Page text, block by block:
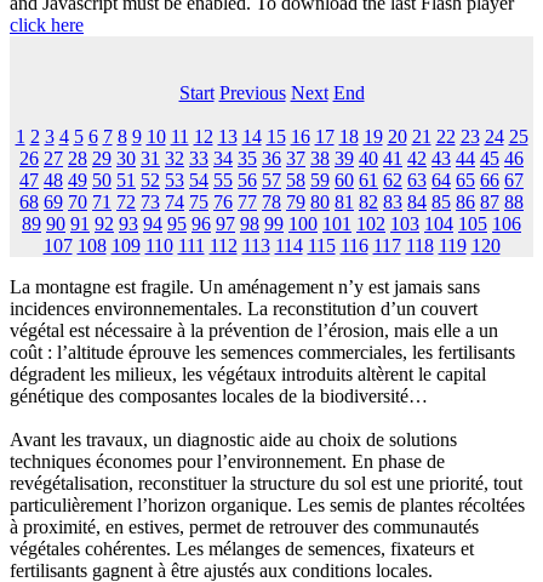
click here
Start Previous Next End
1 2 3 4 5 6 7 8 9 10 11 12 13 14 15 16 17 18 19 20 21 22 23 24 25
26 27 28 29 30 31 32 33 34 35 36 37 38 39 40 41 42 43 44 45 46
47 48 49 50 51 52 53 54 55 56 57 58 59 60 61 62 63 64 65 66 67
68 69 70 71 72 73 74 75 76 77 78 79 80 81 82 83 84 85 86 87 88
89 90 91 92 93 94 95 96 97 98 99 100 101 102 103 104 105 106
107 108 109 110 111 112 113 114 115 116 117 118 119 120
La montagne est fragile. Un aménagement n’y est jamais sans
incidences environnementales. La reconstitution d’un couvert
végétal est nécessaire à la prévention de l’érosion, mais elle a un
coût : l’altitude éprouve les semences commerciales, les fertilisants
dégradent les milieux, les végétaux introduits altèrent le capital
génétique des composantes locales de la biodiversité…
Avant les travaux, un diagnostic aide au choix de solutions
techniques économes pour l’environnement. En phase de
revégétalisation, reconstituer la structure du sol est une priorité, tout
particulièrement l’horizon organique. Les semis de plantes récoltées
à proximité, en estives, permet de retrouver des communautés
végétales cohérentes. Les mélanges de semences, fixateurs et
fertilisants gagnent à être ajustés aux conditions locales.